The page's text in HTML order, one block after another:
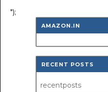
");
AMAZON.IN
RECENT POSTS
recentposts